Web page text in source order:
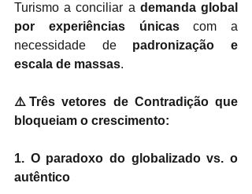
Turismo a conciliar a demanda global
por experiências únicas
com a
necessidade de
padronização e
escala de massas.
⚠️Três vetores de Contradição que
bloqueiam o crescimento:
1. O paradoxo do globalizado vs. o
autêntico